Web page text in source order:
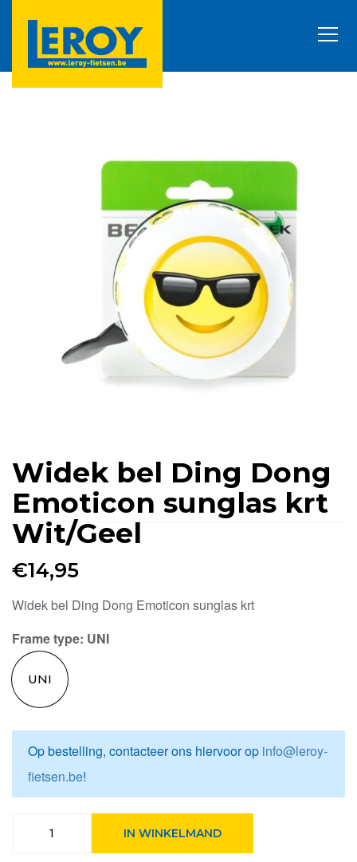
Widek bel Ding Dong
Emoticon sunglas krt
Wit/Geel
€14,95
Widek bel Ding Dong Emoticon sunglas krt
Frame type: UNI
UNI
Op bestelling, contacteer ons hiervoor op info@leroy-
fietsen.be!
IN WINKELMAND